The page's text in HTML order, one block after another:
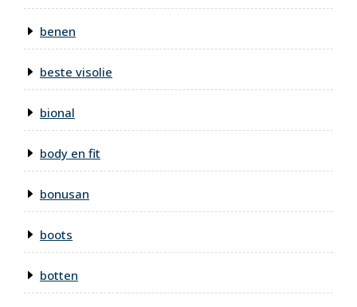
benen
beste visolie
bional
body en fit
bonusan
boots
botten